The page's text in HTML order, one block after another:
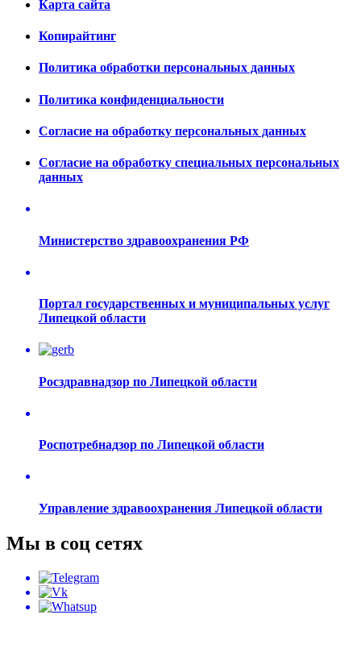
Карта сайта
Копирайтинг
Политика обработки персональных данных
Политика конфиденциальности
Согласие на обработку персональных данных
Согласие на обработку специальных персональных
данных
Министерство здравоохранения РФ
Портал государственных и муниципальных услуг
Липецкой области
Росздравнадзор по Липецкой области
Роспотребнадзор по Липецкой области
Управление здравоохранения Липецкой области
Мы в соц сетях